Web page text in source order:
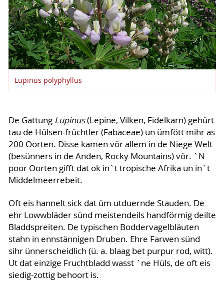
Lupinus polyphyllus
De Gattung Lupinus(Lepine, Vilken, Fidelkarn) gehürt
tau de Hülsen-früchtler (Fabaceae) un ümfött mihr as
200 Oorten. Disse kamen vör allem in de Niege Welt
(besünners in de Anden, Rocky Mountains) vör. `N
poor Oorten gifft dat ok in`t tropische Afrika un in`t
Middelmeerrebeit.
Oft eis hannelt sick dat üm utduernde Stauden. De
ehr Lowwbläder sünd meistendeils handförmig deilte
Bladdspreiten. De typischen Boddervagelbläuten
stahn in ennstännigen Druben. Ehre Farwen sünd
sihr ünnerscheidlich (ü. a. blaag bet purpur rod, witt).
Ut dat einzige Fruchtbladd wasst `ne Hüls, de oft eis
siedig-zottig behoort is.